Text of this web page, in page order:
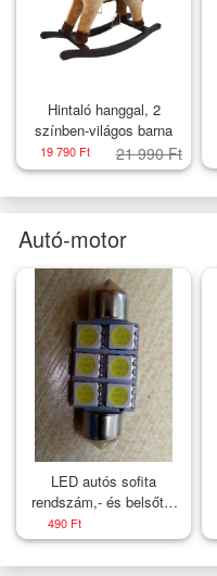
Hintaló hanggal, 2
színben-világos barna
19 790 Ft 21 990 Ft
Autó-motor
LED autós sofita
rendszám,- és belsőtér
világitás A6L5050 39mm
HidegFehér 1 év
garancia
490 Ft